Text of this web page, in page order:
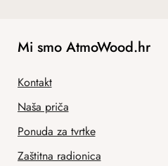
Mi smo AtmoWood.hr
Kontakt
Naša priča
Ponuda za tvrtke
Zaštitna radionica